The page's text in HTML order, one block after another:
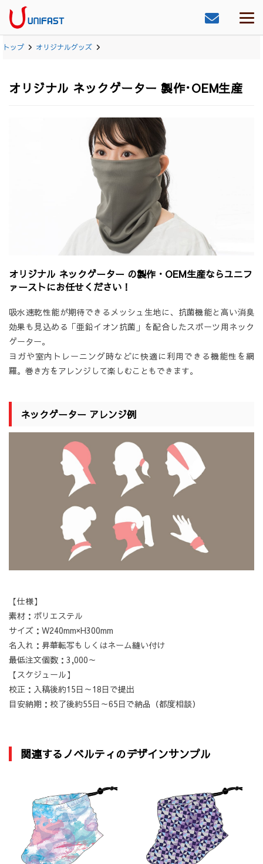
トップ オリジナルグッズ
オリジナル ネックゲーター 製作･OEM生産
オリジナル ネックゲーター の製作・OEM生産ならユニフ
ァーストにお任せください！
吸水速乾性能が期待できるメッシュ生地に、抗菌機能と高い消臭
効果も見込める「亜鉛イオン抗菌」を配合したスポーツ用ネック
ゲーター。
ヨガや室内トレーニング時などに快適に利用できる機能性を網
羅。巻き方をアレンジして楽しむこともできます。
ネックゲーター アレンジ例
【仕様】
素材：ポリエステル
サイズ：W240mm×H300mm
名入れ：昇華転写もしくはネーム縫い付け
最低注文個数：3,000～
【スケジュール】
校正：入稿後約15日～18日で提出
目安納期：校了後約55日～65日で納品（都度相談）
関連するノベルティのデザインサンプル